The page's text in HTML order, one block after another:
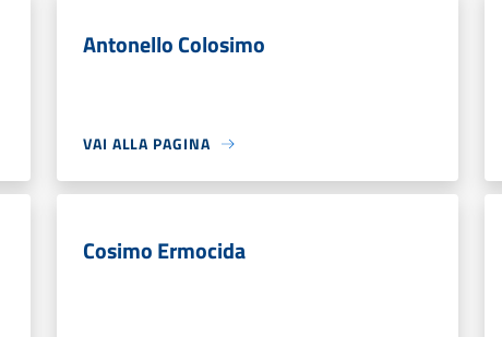
Antonello Colosimo
VAI ALLA PAGINA
Cosimo Ermocida